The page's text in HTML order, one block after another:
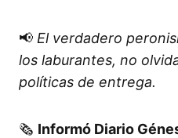
📢 El verdadero
los laburantes, no
políticas de entrega.
🗞️ Informó Diario